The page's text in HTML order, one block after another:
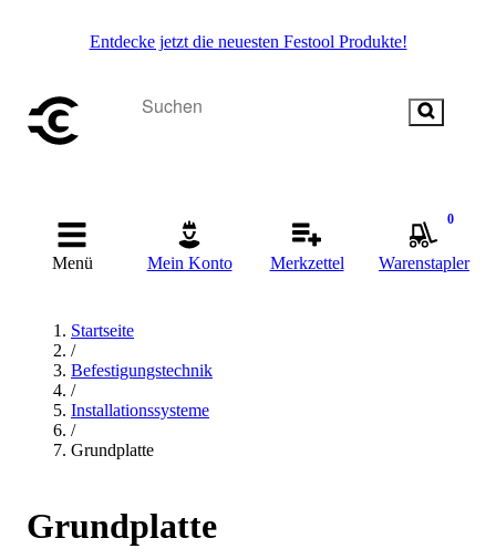
Entdecke jetzt die neuesten Festool Produkte!
Menü Mein Konto Merkzettel
0
Warenstapler
Startseite
/
Befestigungstechnik
/
Installationssysteme
/
Grundplatte
Grundplatte